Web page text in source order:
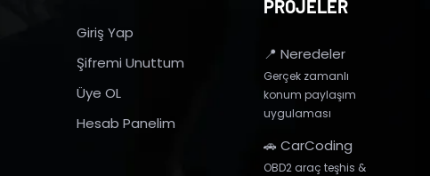
Giriş Yap
Şifremi Unuttum
Üye OL
Hesab Panelim
PROJELER
📍 Neredeler
Gerçek zamanlı
konum paylaşım
uygulaması
🚗 CarCoding
OBD2 araç teşhis &